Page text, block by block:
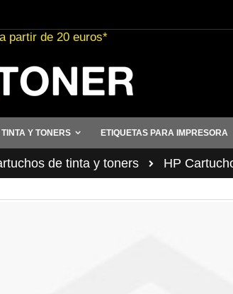
partir de 20 euros*
Y TONERS ETIQUETAS PARA IMPRESORA
de tinta y toners HP